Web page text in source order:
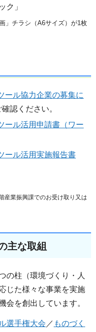
ク」
」チラシ（A6サイズ）が1枚
ール協力企業の募集に
確認ください。
ール活用申請書（ワー
ール活用実施報告書
産業振興課でのお受け取り又は
主な取組
の柱（環境づくり・人
じた様々な事業を実施
会を創出しています。
選手権大会 ／ ものづく